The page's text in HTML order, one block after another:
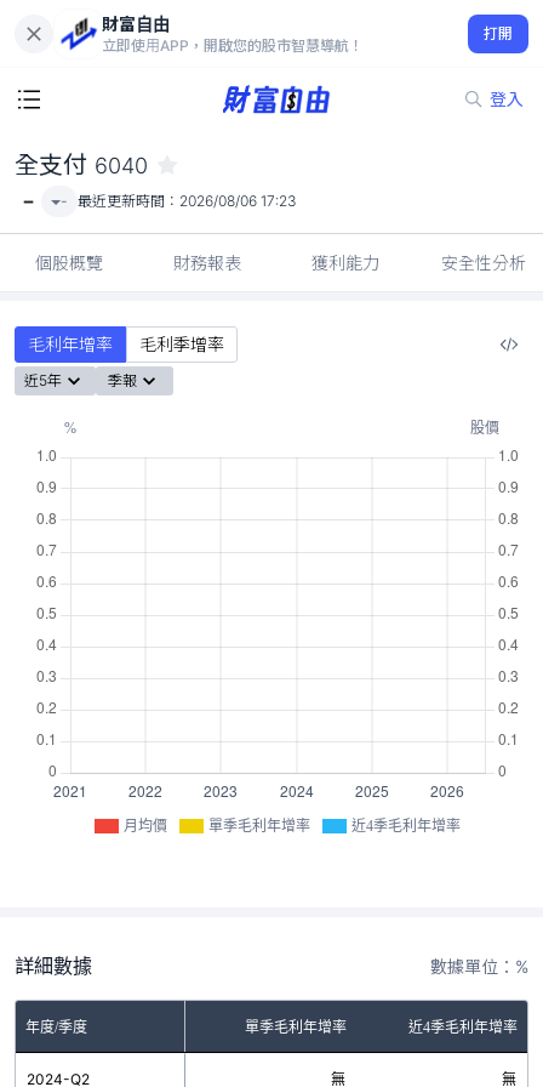
財富自由
立即使用APP，開啟您的股市智慧導航！
打開
登入
-
全支付 6040
- - 最近更新時間： 2026/08/06 17:23
個股概覽 財務報表 獲利能力 安全性分析
毛利年增率 毛利季增率
近5年 季報
月均價 單季毛利年增率 近4季毛利年增率
詳細數據 數據單位：%
年度/季度 單季毛利年增率 近4季毛利年增率
2024-Q2 無 無